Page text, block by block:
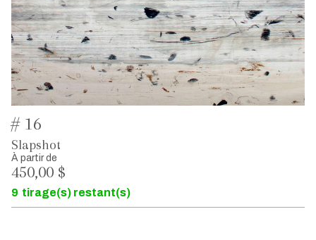
# 16
Slapshot
À partir de
450,00 $
9 tirage(s) restant(s)